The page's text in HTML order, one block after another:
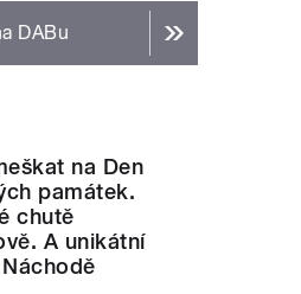
DABu
na Den
památek.
chutě
A unikátní